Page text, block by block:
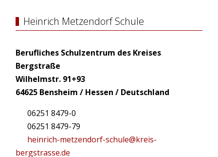
Heinrich Metzendorf Schule
Berufliches Schulzentrum des Kreises
Bergstraße
Wilhelmstr. 91+93
64625 Bensheim / Hessen / Deutschland
06251 8479-0
06251 8479-79
heinrich-metzendorf-schule@kreis-
bergstrasse.de